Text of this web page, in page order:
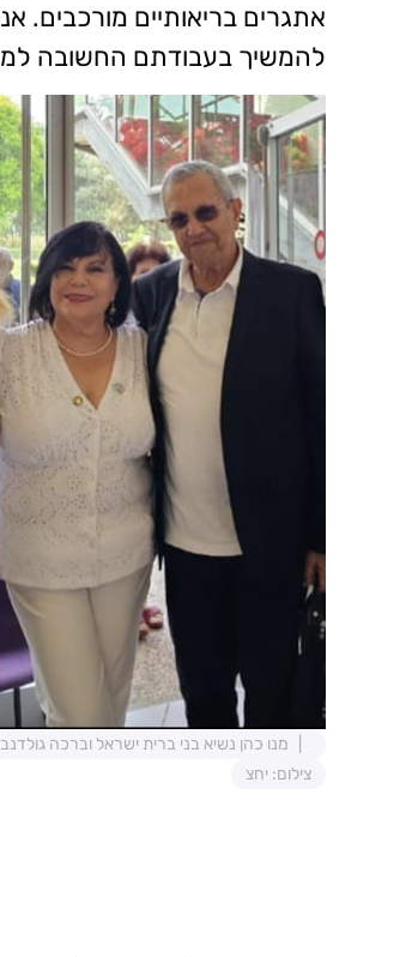
אתגרים בריאותיים מורכבים.
להמשיך בעבודתם החשובה
מנו כהן נשיא בני ברית ישראל וברכה
צילום: יחצ